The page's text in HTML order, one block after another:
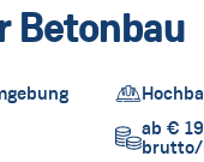
Betonbau
ab €